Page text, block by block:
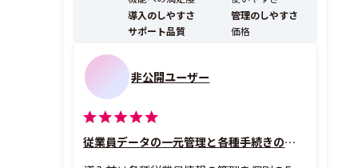
積された従業員データを人的資本経営やタレントマネジ
メントにも活...導入のしやすさ
管理のしやすさ
サポート品質
価格
非公開ユーザー
従業員データの一元管理と各種手続きの簡略化が何よりの強み